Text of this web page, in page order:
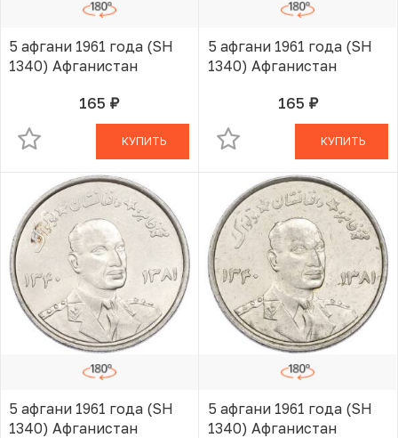
5 афгани 1961 года (SH
1340) Афганистан
165 руб.В КОРЗИНЕ
КУПИТЬ
5 афгани 1961 года (SH
1340) Афганистан
165 руб.В КОРЗИНЕ
КУПИТЬ
5 афгани 1961 года (SH
1340) Афганистан
5 афгани 1961 года (SH
1340) Афганистан